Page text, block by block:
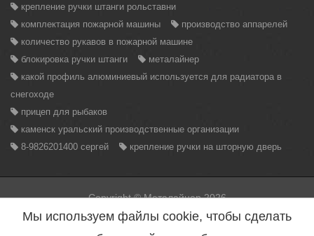
крепление ручки штанги рольставни
комплектация пожарной машины
производство аппарелей
количество рукавов в пожарной машине
блокировка ручки штанги
металайнер
какой профиль алюминиевый используется для радиатора в
снегоходе
прицеп для рыбаков
каменск уральский производственные организации
8-9826201400 сергей
крепление ручки на шторную дверь
Copyright © Металайнер 2026
Вся информация находящаяся на данном сайте, может быть
использована только с разрешения администрации сайта.
Нарушение данного правила повлечет за собой меры
Мы используем файлы cookie, чтобы сделать